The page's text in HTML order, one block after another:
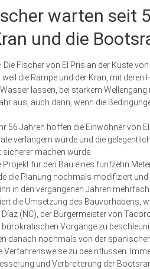
warten seit
und die
Die Fischer von El Pris an der Küste
weil die Rampe und der Kran, mit
lassen, bei starkem
aus, auch dann, wenn die
56 Jahren hoffen die Einwohner von
verlängern würde und die
sicherer machen würde.
Projekt für den Bau eines fünfzehn
die Planung nochmals modifiziert
in den vergangenen Jahren
die Umsetzung des Bauvorhabens,
(NC), der Bürgermeister von
bürokratischen Vorgänge zu
danach nochmals von der
Verfahrensweise zu beeinflussen.
und Verbreiterung der